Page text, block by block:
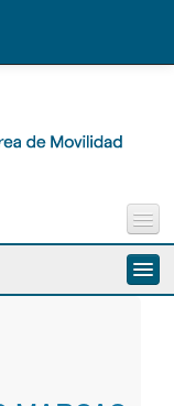
Incidencia vía pública
Sugerencias